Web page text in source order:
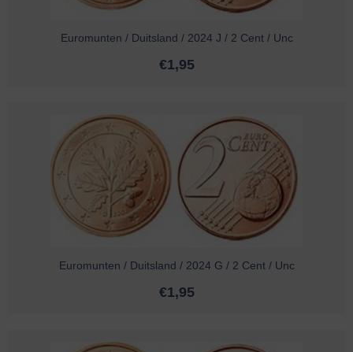
Euromunten / Duitsland / 2024 J / 2 Cent / Unc
€1,95
Euromunten / Duitsland / 2024 G / 2 Cent / Unc
€1,95